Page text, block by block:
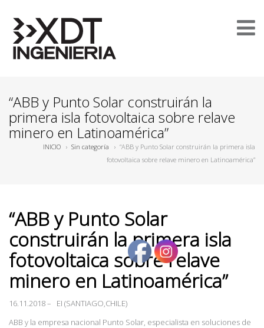
“ABB y Punto Solar construirán la
primera isla fotovoltaica sobre relave
minero en Latinoamérica”
INICIO › Sin categoría › “ABB y Punto Solar construirán la primera isla
fotovoltaica sobre relave minero en Latinoamérica”
“ABB y Punto Solar
construirán la primera isla
fotovoltaica sobre relave
minero en Latinoamérica”
16.11.2018– EI (SANTIAGO,CHILE)
ABB y la empresa nacional Punto Solar, especialista en soluciones de